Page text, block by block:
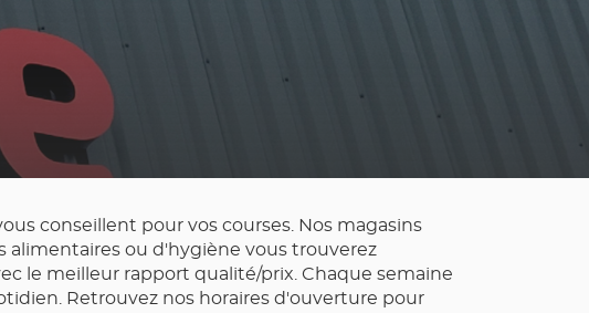
conseillent pour vos courses. Nos magasins
alimentaires ou d'hygiène vous trouverez
le meilleur rapport qualité/prix. Chaque semaine
Retrouvez nos horaires d'ouverture pour